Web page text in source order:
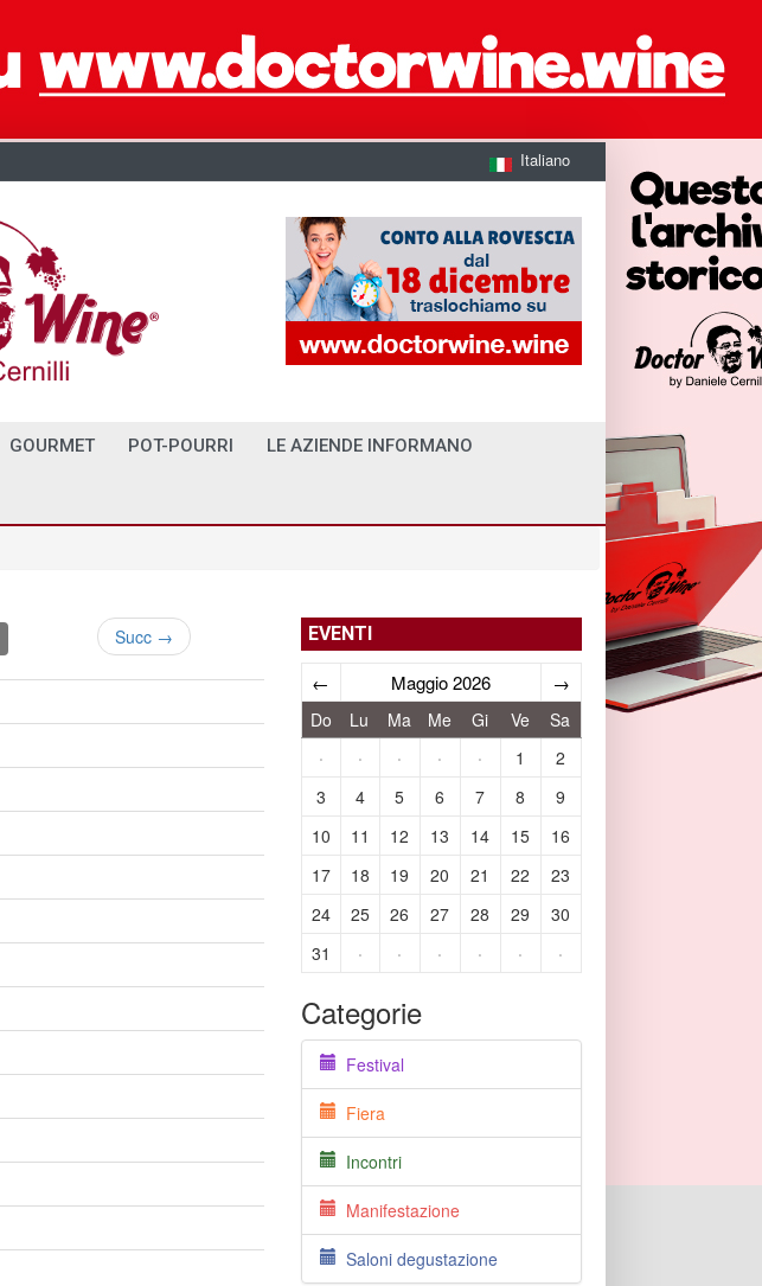
Italiano
GOURMET POT-POURRI LE AZIENDE INFORMANO
Succ → EVENTI
← Maggio 2026 →
Do Lu Ma Me Gi Ve
Sa
·
· · · · 1
2
3
4 5 6 7 8
9
10
11 12 13 14 15
16
17
18 19 20 21 22
23
24
25 26 27 28 29
30
31
· · · · · ·
Categorie
Festival
Fiera
Incontri
Manifestazione
Saloni degustazione